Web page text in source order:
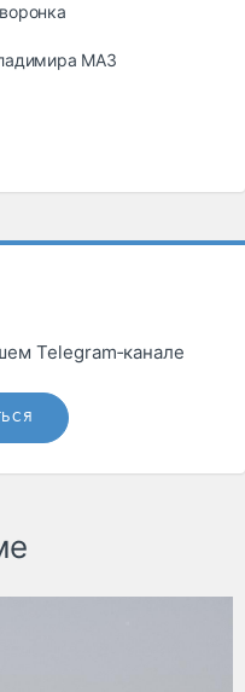
МАЗ
Telegram‑канале